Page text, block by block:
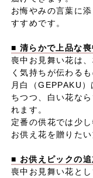
お悔やみの言葉に
すすめです。
■ 清らかで上品な
喪中お見舞い花は
く気持ちが伝わる
月白（GEPPAKU
ちつつ、白い花な
れます。
定番の供花では少
お供え花を贈りた
■ お供えピックの
喪中お見舞い花と